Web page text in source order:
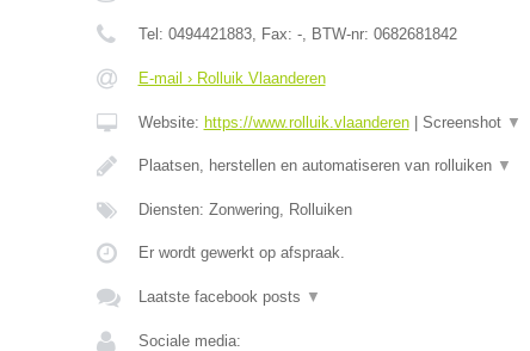
Tel: 0494421883, Fax: -, BTW-nr: 0682681842
E-mail › Rolluik Vlaanderen
Website: https://www.rolluik.vlaanderen| Screenshot ▼
Plaatsen, herstellen en automatiseren van rolluiken ▼
Diensten: Zonwering, Rolluiken
Er wordt gewerkt op afspraak.
Laatste facebook posts ▼
Sociale media: